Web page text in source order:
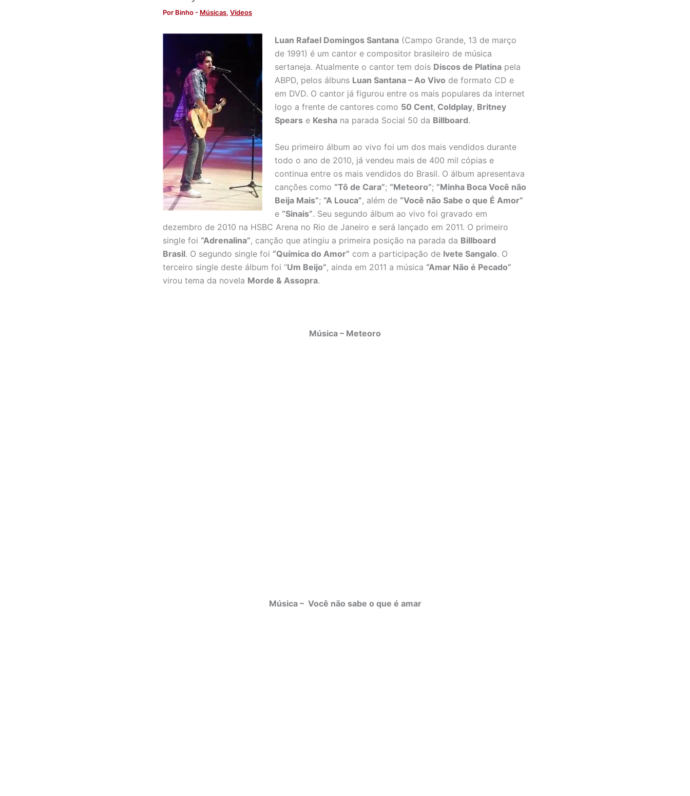
Por Binho- Músicas, Vídeos
Luan Rafael Domingos Santana (Campo Grande, 13 de março
de 1991) é um cantor e compositor brasileiro de música
sertaneja. Atualmente o cantor tem dois Discos de Platina pela
ABPD, pelos álbuns Luan Santana – Ao Vivo de formato CD e
em DVD. O cantor já figurou entre os mais populares da internet
logo a frente de cantores como 50 Cent, Coldplay, Britney
Spears e Kesha na parada Social 50 da Billboard.
Seu primeiro álbum ao vivo foi um dos mais vendidos durante
todo o ano de 2010, já vendeu mais de 400 mil cópias e
continua entre os mais vendidos do Brasil. O álbum apresentava
canções como “Tô de Cara”; “Meteoro”; ”Minha Boca Você não
Beija Mais”; “A Louca”, além de “Você não Sabe o que É Amor”
e “Sinais”. Seu segundo álbum ao vivo foi gravado em
dezembro de 2010 na HSBC Arena no Rio de Janeiro e será lançado em 2011. O primeiro
single foi “Adrenalina”, canção que atingiu a primeira posição na parada da Billboard
Brasil. O segundo single foi “Química do Amor” com a participação de Ivete Sangalo. O
terceiro single deste álbum foi “Um Beijo”, ainda em 2011 a música “Amar Não é Pecado”
virou tema da novela Morde & Assopra.
Música – Meteoro
Música – Você não sabe o que é amar